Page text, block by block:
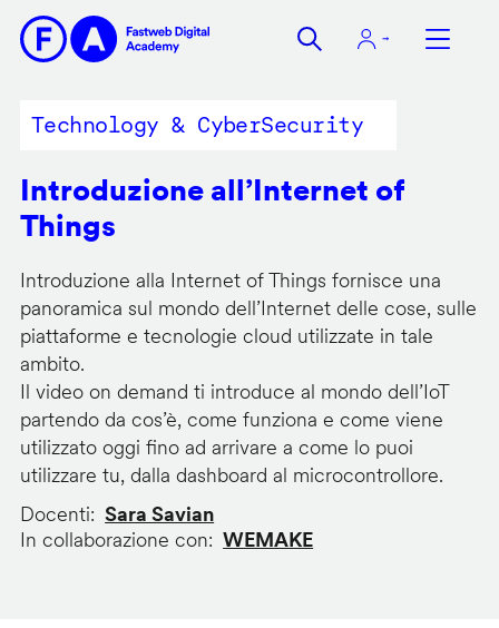
contenuto
Technology & CyberSecurity
Introduzione all’Internet of
Things
Introduzione alla Internet of Things fornisce una
panoramica sul mondo dell’Internet delle cose, sulle
piattaforme e tecnologie cloud utilizzate in tale
ambito.
Il video on demand ti introduce al mondo dell’IoT
partendo da cos’è, come funziona e come viene
utilizzato oggi fino ad arrivare a come lo puoi
utilizzare tu, dalla dashboard al microcontrollore.
Docenti
Sara Savian
In collaborazione con
WEMAKE